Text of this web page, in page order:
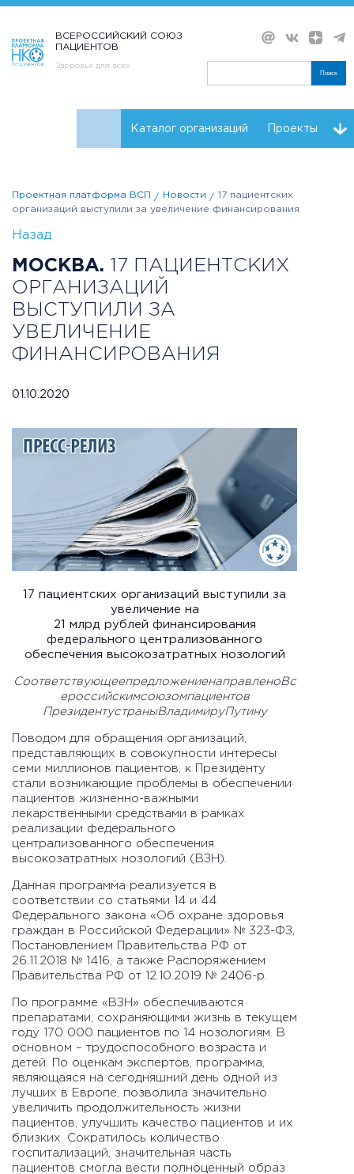
ВСЕРОССИЙСКИЙ СОЮЗ
ПАЦИЕНТОВ
Здоровье для всех
Поиск
Каталог организаций Проекты
Проектная платформа ВСП Новости
17 пациентских
организаций выступили за увеличение финансирования
Назад
МОСКВА. 17 ПАЦИЕНТСКИХ
ОРГАНИЗАЦИЙ
ВЫСТУПИЛИ ЗА
УВЕЛИЧЕНИЕ
ФИНАНСИРОВАНИЯ
01.10.2020
17 пациентских организаций выступили за
увеличение на
21 млрд рублей финансирования
федерального централизованного
обеспечения высокозатратных нозологий
СоответствующеепредложениенаправленоВс
ероссийскимсоюзомпациентов
ПрезидентустраныВладимируПутину
Поводом для обращения организаций,
представляющих в совокупности интересы
семи миллионов пациентов, к Президенту
стали возникающие проблемы в обеспечении
пациентов жизненно-важными
лекарственными средствами в рамках
реализации федерального
централизованного обеспечения
высокозатратных нозологий (ВЗН).
Данная программа реализуется в
соответствии со статьями 14 и 44
Федерального закона «Об охране здоровья
граждан в Российской Федерации» № 323-ФЗ,
Постановлением Правительства РФ от
26.11.2018 № 1416, а также Распоряжением
Правительства РФ от 12.10.2019 № 2406-р.
По программе «ВЗН» обеспечиваются
препаратами, сохраняющими жизнь в текущем
году 170 000 пациентов по 14 нозологиям. В
основном – трудоспособного возраста и
детей. По оценкам экспертов, программа,
являющаяся на сегодняшний день одной из
лучших в Европе, позволила значительно
увеличить продолжительность жизни
пациентов, улучшить качество пациентов и их
близких. Сократилось количество
госпитализаций, значительная часть
пациентов смогла вести полноценный образ